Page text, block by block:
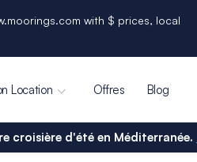
with $ prices, local
Location Offres Blog
croisière d'été en Méditerranée.